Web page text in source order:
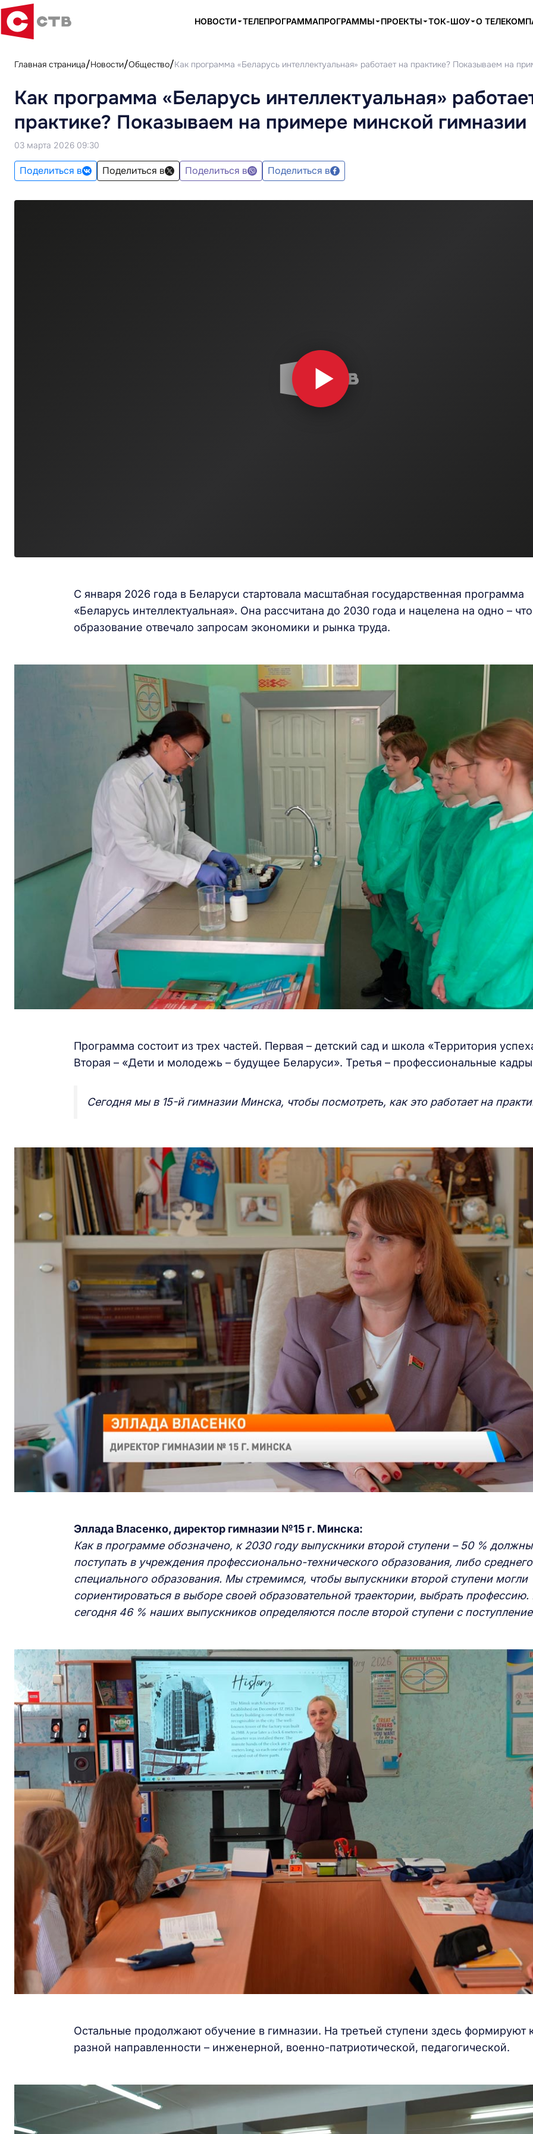
НОВОСТИ ТЕЛЕПРОГРАММАПРОГРАММЫ ПРОЕКТЫ ТОК-ШОУ О
Главная страница Новости Общество Как программа «Беларусь интеллектуальная» работает на практике? Показываем на
Как программа «Беларусь интеллектуальная»
практике? Показываем на примере минской гимназии
03 марта 2026 09:30
Поделиться в Поделиться в Поделиться в Поделиться в
С января 2026 года в Беларуси стартовала масштабная государственная программа
«Беларусь интеллектуальная». Она рассчитана до 2030 года и нацелена на одно –
образование отвечало запросам экономики и рынка труда.
Программа состоит из трех частей. Первая – детский сад и школа «Территория
Вторая – «Дети и молодежь – будущее Беларуси». Третья – профессиональные
Сегодня мы в 15-й гимназии Минска, чтобы посмотреть, как это работает на
Эллада Власенко, директор гимназии №15 г. Минска:
Как в программе обозначено, к 2030 году выпускники второй ступени – 50 % должны
поступать в учреждения профессионально-технического образования, либо среднего
специального образования. Мы стремимся, чтобы выпускники второй ступени могли
сориентироваться в выборе своей образовательной траектории, выбрать
сегодня 46 % наших выпускников определяются после второй ступени с
Остальные продолжают обучение в гимназии. На третьей ступени здесь формируют
разной направленности – инженерной, военно-патриотической, педагогической.